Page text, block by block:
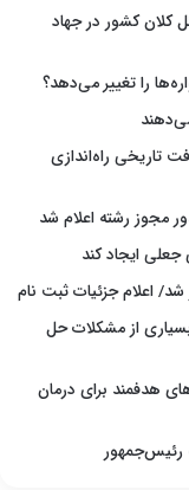
کلان کشور در جهاد
را تغییر می‌دهد؟
تاریخی راه‌اندازی
رشته اعلام شد
ایجاد کند
اعلام جزئیات ثبت نام
از مشکلات حل
هدفمند برای درمان
رئیس‌جمهور